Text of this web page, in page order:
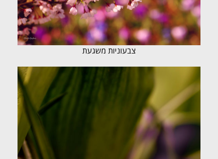
צבעוניות משגעת